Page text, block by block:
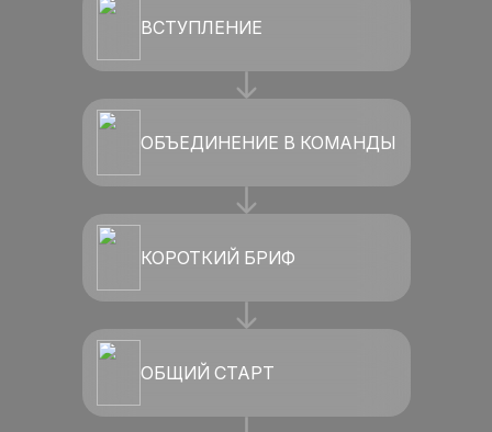
ВСТУПЛЕНИЕ
ОБЪЕДИНЕНИЕ В КОМАНДЫ
КОРОТКИЙ БРИФ
ОБЩИЙ СТАРТ